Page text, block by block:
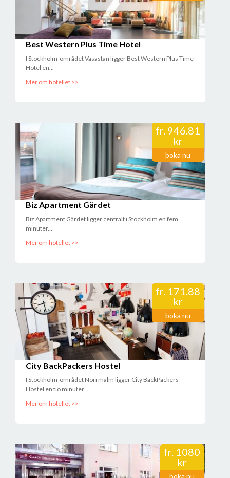
Best Western Plus Time Hotel
I Stockholm-området Vasastan ligger Best Western Plus Time
Hotel en...
Mer om hotellet >>
fr. 946.81
kr
boka nu
Biz Apartment Gärdet
Biz Apartment Gärdet ligger centralt i Stockholm en fem
minuter...
Mer om hotellet >>
fr. 171.88
kr
boka nu
City BackPackers Hostel
I Stockholm-området Norrmalm ligger City BackPackers
Hostel en tio minuter...
Mer om hotellet >>
fr. 1080
kr
boka nu